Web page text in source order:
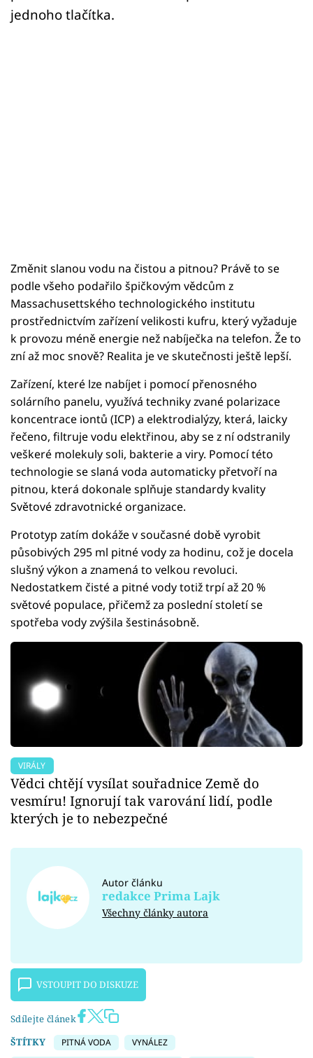
jednoho tlačítka.
Změnit slanou vodu na čistou a pitnou? Právě to se
podle všeho podařilo špičkovým vědcům z
Massachusettského technologického institutu
prostřednictvím zařízení velikosti kufru, který vyžaduje
k provozu méně energie než nabíječka na telefon. Že to
zní až moc snově? Realita je ve skutečnosti ještě lepší.
Zařízení, které lze nabíjet i pomocí přenosného
solárního panelu, využívá techniky zvané polarizace
koncentrace iontů (ICP) a elektrodialýzy, která, laicky
řečeno, filtruje vodu elektřinou, aby se z ní odstranily
veškeré molekuly soli, bakterie a viry. Pomocí této
technologie se slaná voda automaticky přetvoří na
pitnou, která dokonale splňuje standardy kvality
Světové zdravotnické organizace.
Prototyp zatím dokáže v současné době vyrobit
působivých 295 ml pitné vody za hodinu, což je docela
slušný výkon a znamená to velkou revoluci.
Nedostatkem čisté a pitné vody totiž trpí až 20 %
světové populace, přičemž za poslední století se
spotřeba vody zvýšila šestinásobně.
VIRÁLY
Vědci chtějí vysílat souřadnice Země do
vesmíru! Ignorují tak varování lidí, podle
kterých je to nebezpečné
Autor článku
redakce Prima Lajk
Všechny články autora
VSTOUPIT DO DISKUZE
Sdílejte článek
ŠTÍTKY
PITNÁ VODA
VYNÁLEZ